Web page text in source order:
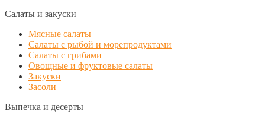
Салаты и закуски
Мясные салаты
Салаты с рыбой и морепродуктами
Салаты с грибами
Овощные и фруктовые салаты
Закуски
Засоли
Выпечка и десерты